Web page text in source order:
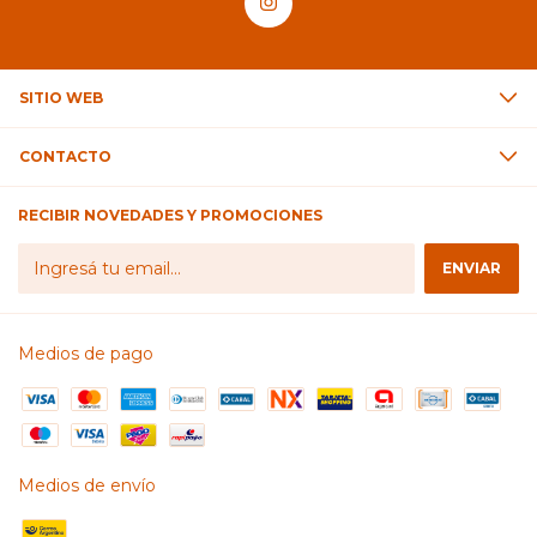
SITIO WEB
CONTACTO
RECIBIR NOVEDADES Y PROMOCIONES
Medios de pago
Medios de envío